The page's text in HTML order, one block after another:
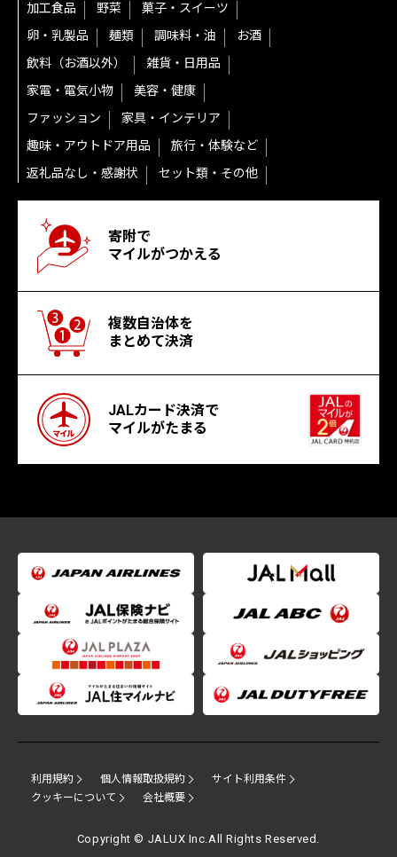
加工食品
野菜
菓子・スイーツ
卵・乳製品
麺類 調味料・油
お酒
飲料（お酒以外）
雑貨・日用品
家電・電気小物
美容・健康
ファッション
家具・インテリア
趣味・アウトドア用品
旅行・体験など
返礼品なし・感謝状
セット類・その他
寄附で
マイルがつかえる
複数自治体を
まとめて決済
JALカード決済で
マイルがたまる
利用規約 個人情報取扱規約
サイト利用条件
クッキーについて
会社概要
Copyright © JALUX Inc.All Rights Reserved.